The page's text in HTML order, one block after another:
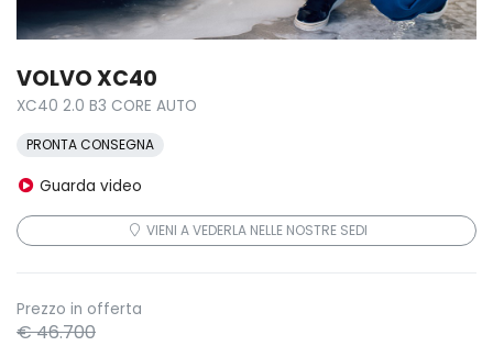
VOLVO XC40
XC40 2.0 B3 CORE AUTO
PRONTA CONSEGNA
Guarda video
VIENI A VEDERLA NELLE NOSTRE SEDI
Prezzo in offerta
€ 46.700